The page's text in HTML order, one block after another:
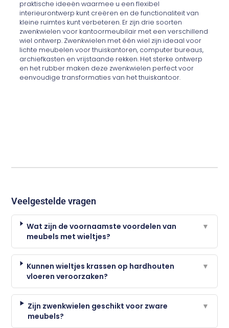
praktische ideeën waarmee u een flexibel
interieurontwerp kunt creëren en de functionaliteit van
kleine ruimtes kunt verbeteren. Er zijn drie soorten
zwenkwielen voor kantoormeubilair met een verschillend
wiel ontwerp. Zwenkwielen met één wiel zijn ideaal voor
lichte meubelen voor thuiskantoren, computer bureaus,
archiefkasten en vrijstaande rekken. Het sterke ontwerp
en het rubber maken deze zwenkwielen perfect voor
eenvoudige transformaties van het thuiskantoor.
Veelgestelde vragen
Wat zijn de voornaamste voordelen van
meubels met wieltjes?
▼
Kunnen wieltjes krassen op hardhouten
vloeren veroorzaken?
▼
Zijn zwenkwielen geschikt voor zware
meubels?
▼